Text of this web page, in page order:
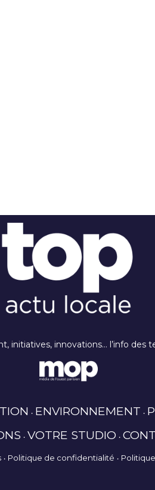
innovations… l’info des
ENVIRONNEMENT
VOTRE STUDIO
Politique de confidentialité